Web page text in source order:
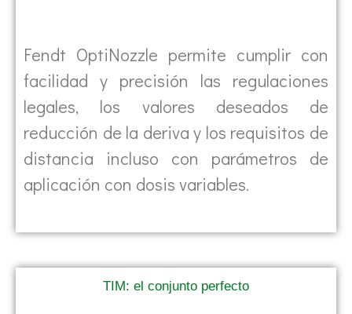
Fendt OptiNozzle permite cumplir con
facilidad y precisión las regulaciones
legales, los valores deseados de
reducción de la deriva y los requisitos de
distancia incluso con parámetros de
aplicación con dosis variables.
TIM: el conjunto perfecto